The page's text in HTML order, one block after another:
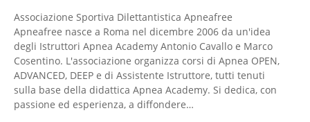
Associazione Sportiva Dilettantistica Apneafree
Apneafree nasce a Roma nel dicembre 2006 da un'idea
degli Istruttori Apnea Academy Antonio Cavallo e Marco
Cosentino. L'associazione organizza corsi di Apnea OPEN,
ADVANCED, DEEP e di Assistente Istruttore, tutti tenuti
sulla base della didattica Apnea Academy. Si dedica, con
passione ed esperienza, a diffondere…